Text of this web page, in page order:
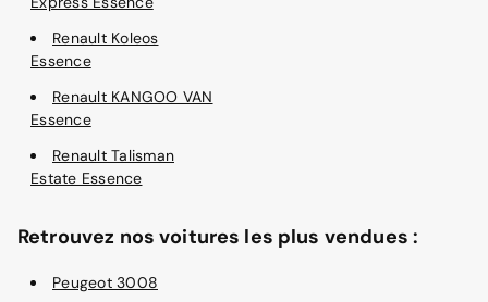
Renault Koleos
Essence
Renault KANGOO VAN
Essence
Renault Talisman
Estate Essence
Retrouvez nos voitures les plus vendues :
Peugeot 3008